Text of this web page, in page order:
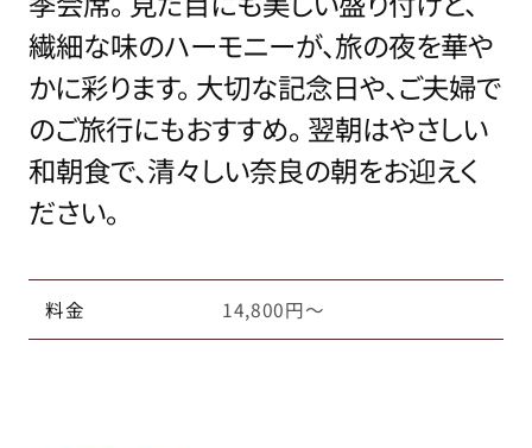
繊細な味のハーモニーが、旅の夜を華や
かに彩ります。 大切な記念日や、ご夫婦で
のご旅行にもおすすめ。 翌朝はやさしい
和朝食で、清々しい奈良の朝をお迎えく
ださい。
料金 14,800円～